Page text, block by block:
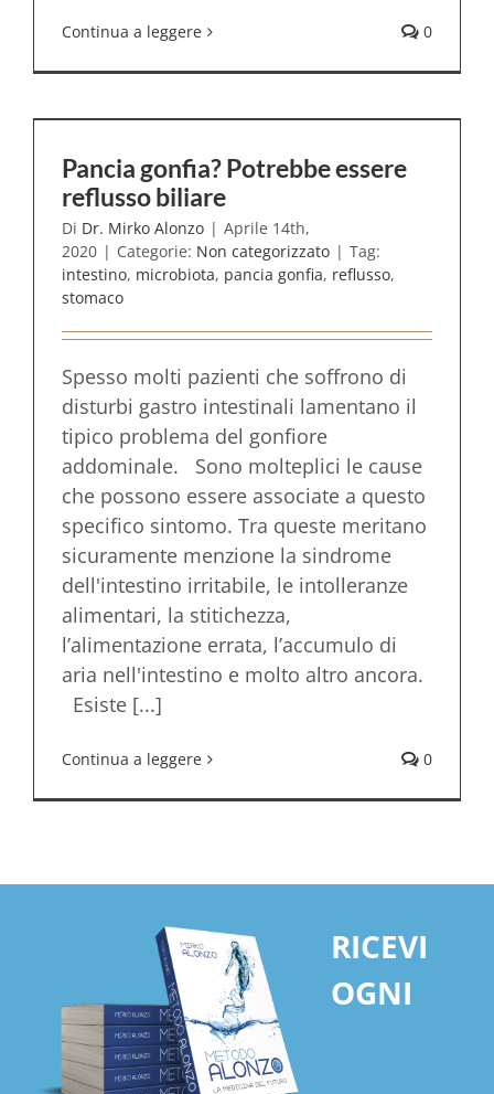
Continua a leggere 0
Pancia gonfia? Potrebbe essere
reflusso biliare
Di Dr. Mirko Alonzo | Aprile 14th,
2020 | Categorie: Non categorizzato | Tag:
intestino, microbiota, pancia gonfia, reflusso,
stomaco
Spesso molti pazienti che soffrono di
disturbi gastro intestinali lamentano il
tipico problema del gonfiore
addominale. Sono molteplici le cause
che possono essere associate a questo
specifico sintomo. Tra queste meritano
sicuramente menzione la sindrome
dell'intestino irritabile, le intolleranze
alimentari, la stitichezza,
l’alimentazione errata, l’accumulo di
aria nell'intestino e molto altro ancora.
Esiste [...]
Continua a leggere 0
RICEVI
OGNI